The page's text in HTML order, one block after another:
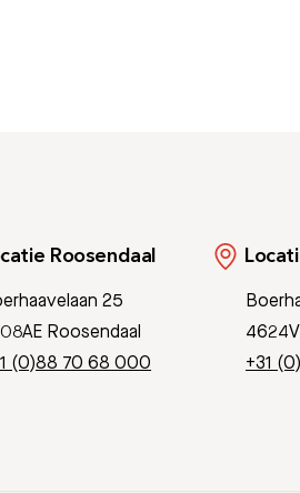
Roosendaal
25
Roosendaal
(0)88 70 68 000
+31